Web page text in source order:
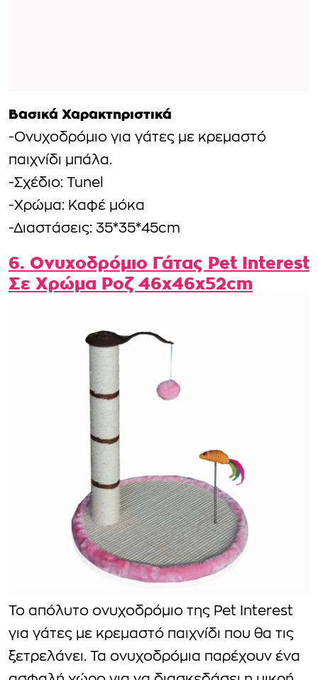
Βασικά Χαρακτηριστικά
-Ονυχοδρόμιο για γάτες με κρεμαστό
παιχνίδι μπάλα.
-Σχέδιο: Tunel
-Χρώμα: Καφέ μόκα
-Διαστάσεις: 35*35*45cm
6. Ονυχοδρόμιο Γάτας Pet Interest
Σε Χρώμα Ροζ 46x46x52cm
Το απόλυτο ονυχοδρόμιο της Pet Interest
για γάτες με κρεμαστό παιχνίδι που θα τις
ξετρελάνει. Τα ονυχοδρόμια παρέχουν ένα